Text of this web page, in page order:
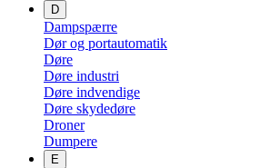
D
Dampspærre
Dør og portautomatik
Døre
Døre industri
Døre indvendige
Døre skydedøre
Droner
Dumpere
E